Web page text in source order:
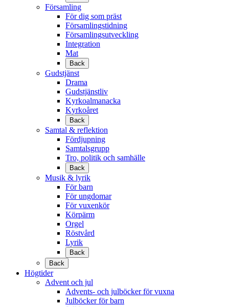
Församling
För dig som präst
Församlingstidning
Församlingsutveckling
Integration
Mat
Back
Gudstjänst
Drama
Gudstjänstliv
Kyrkoalmanacka
Kyrkoåret
Back
Samtal & reflektion
Fördjupning
Samtalsgrupp
Tro, politik och samhälle
Back
Musik & lyrik
För barn
För ungdomar
För vuxenkör
Körpärm
Orgel
Röstvård
Lyrik
Back
Back
Högtider
Advent och jul
Advents- och julböcker för vuxna
Julböcker för barn